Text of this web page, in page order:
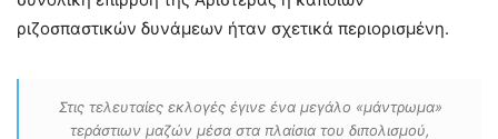
ριζοσπαστικών δυνάμεων ήταν σχετικά περιορισμένη.
Στις τελευταίες εκλογές έγινε ένα μεγάλο «μάντρωμα»
τεράστιων μαζών μέσα στα πλαίσια του διπολισμού,